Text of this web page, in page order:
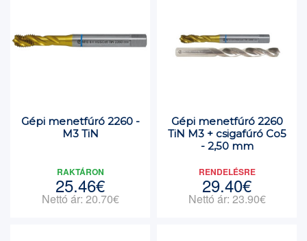
Gépi menetfúró 2260 -
M3 TiN
RAKTÁRON
25.46€
Nettó ár: 20.70€
Gépi menetfúró 2260
TiN M3 + csigafúró Co5
- 2,50 mm
RENDELÉSRE
29.40€
Nettó ár: 23.90€